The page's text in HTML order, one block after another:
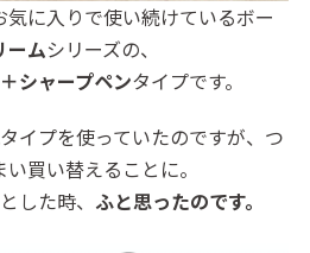
に入りで使い続けているボー
ームシリーズの、
シャープペンタイプです。
イプを使っていたのですが、つ
買い替えることに。
した時、 ふと思ったのです。